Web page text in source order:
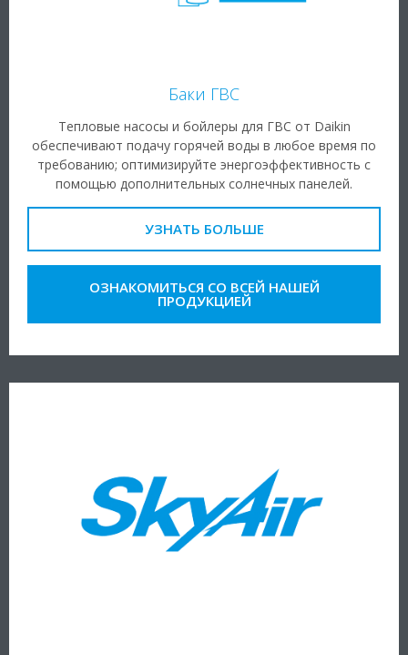
Баки ГВС
Тепловые насосы и бойлеры для ГВС от Daikin
обеспечивают подачу горячей воды в любое время по
требованию; оптимизируйте энергоэффективность с
помощью дополнительных солнечных панелей.
УЗНАТЬ БОЛЬШЕ
ОЗНАКОМИТЬСЯ СО ВСЕЙ НАШЕЙ
ПРОДУКЦИЕЙ